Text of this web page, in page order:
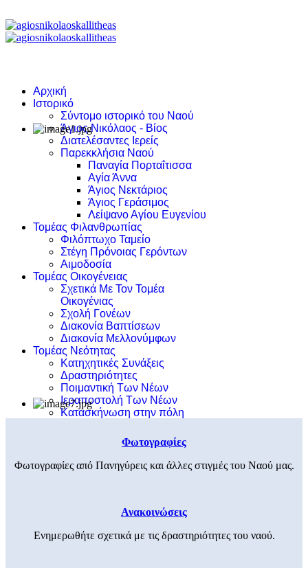
Αρχική
Ιστορικό
Σύντομο ιστορικό του Ναού
Άγιος Νικόλαος - Βίος
Διατελέσαντες Ιερείς
Παρεκκλήσια Ναού
Παναγία Πορταΐτισσα
Αγία Άννα
Άγιος Νεκτάριος
Άγιος Γεράσιμος
Λείψανο Αγίου Ευγενίου
Τομέας Φιλανθρωπίας
Φιλόπτωχο Ταμείο
Στέγη Πρόνοιας Γερόντων
Αιμοδοσία
Τομέας Οικογένειας
Σχετικά Με Τον Τομέα
Οικογένιας
Σχολή Γονέων
Διακονία Βαπτίσεων
Διακονία Μελλονύμφων
Τομέας Νεότητας
Κατηχητικές Συνάξεις
Δραστηριότητες
Ποιμαντική Των Νέων
Ιεραποστολή Των Νέων
Κατασκήνωση στην πόλη
Φωτογραφίες
Φωτογραφίες από Πανηγύρεις και άλλες στιγμές του Ναού μας.
Ανακοινώσεις
Ενημερωθήτε σχετικά με τις δραστηριότητες του ναού.